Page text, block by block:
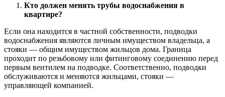
Кто должен менять трубы водоснабжения в
квартире?
Если она находится в частной собственности, подводки
водоснабжения являются личным имуществом владельца, а
стояки — общим имуществом жильцов дома. Граница
проходит по резьбовому или фитинговому соединению перед
первым вентилем на подводке. Соответственно, подводки
обслуживаются и меняются жильцами, стояки —
управляющей компанией.